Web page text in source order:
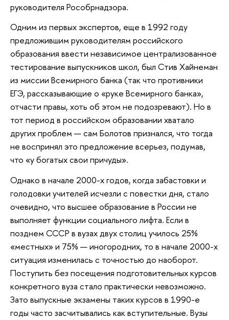
руководителя Рособрнадзора.
Одним из первых экспертов, еще в 1992 году
предложившим руководителям российского
образования ввести независимое централизованное
тестирование выпускников школ, был Стив Хайнеман
из миссии Всемирного банка (так что противники
ЕГЭ, рассказывающие о «руке Всемирного банка»,
отчасти правы, хоть об этом не подозревают). Но в
тот период в российском образовании хватало
других проблем — сам Болотов признался, что тогда
не воспринял это предложение всерьез, подумав,
что «у богатых свои причуды».
Однако в начале 2000-х годов, когда забастовки и
голодовки учителей исчезли с повестки дня, стало
очевидно, что высшее образование в России не
выполняет функции социального лифта. Если в
позднем СССР в вузах двух столиц училось 25%
«местных» и 75% — иногородних, то в начале 2000-х
ситуация изменилась с точностью до наоборот.
Поступить без посещения подготовительных курсов
конкретного вуза стало практически невозможно.
Зато выпускные экзамены таких курсов в 1990-е
годы часто засчитывались как вступительные. Вузы